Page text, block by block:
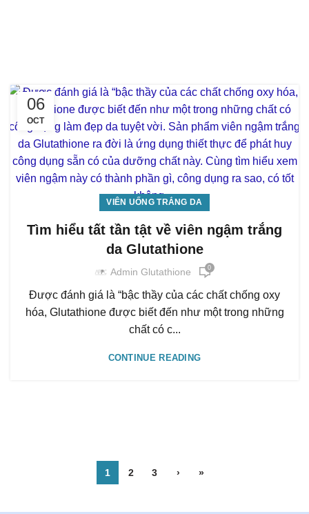
06
OCT
VIÊN UỐNG TRẮNG DA
Tìm hiểu tất tần tật về viên ngậm trắng
da Glutathione
Admin Glutathione 0
Được đánh giá là “bậc thầy của các chất chống oxy
hóa, Glutathione được biết đến như một trong những
chất có c...
CONTINUE READING
1 2 3 › »